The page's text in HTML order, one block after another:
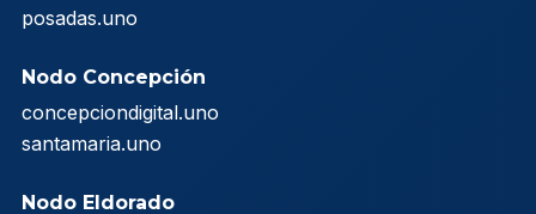
posadas.uno
Nodo Concepción
concepciondigital.uno
santamaria.uno
Nodo Eldorado